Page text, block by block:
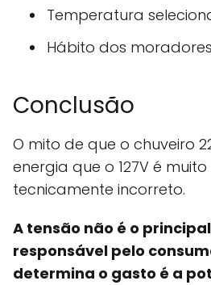
Temperatura
Hábito dos
Conclusão
O mito de que o chuveiro
energia que o 127V é
tecnicamente incorreto.
A tensão não é o
responsável pelo
determina o gasto é a